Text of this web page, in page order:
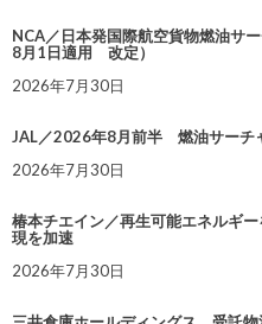
NCA／日本発国際航空貨物燃油サ
8月1日適用 改定）
2026年7月30日
JAL／2026年8月前半 燃油サーチ
2026年7月30日
椿本チエイン／再生可能エネルギ
現を加速
2026年7月30日